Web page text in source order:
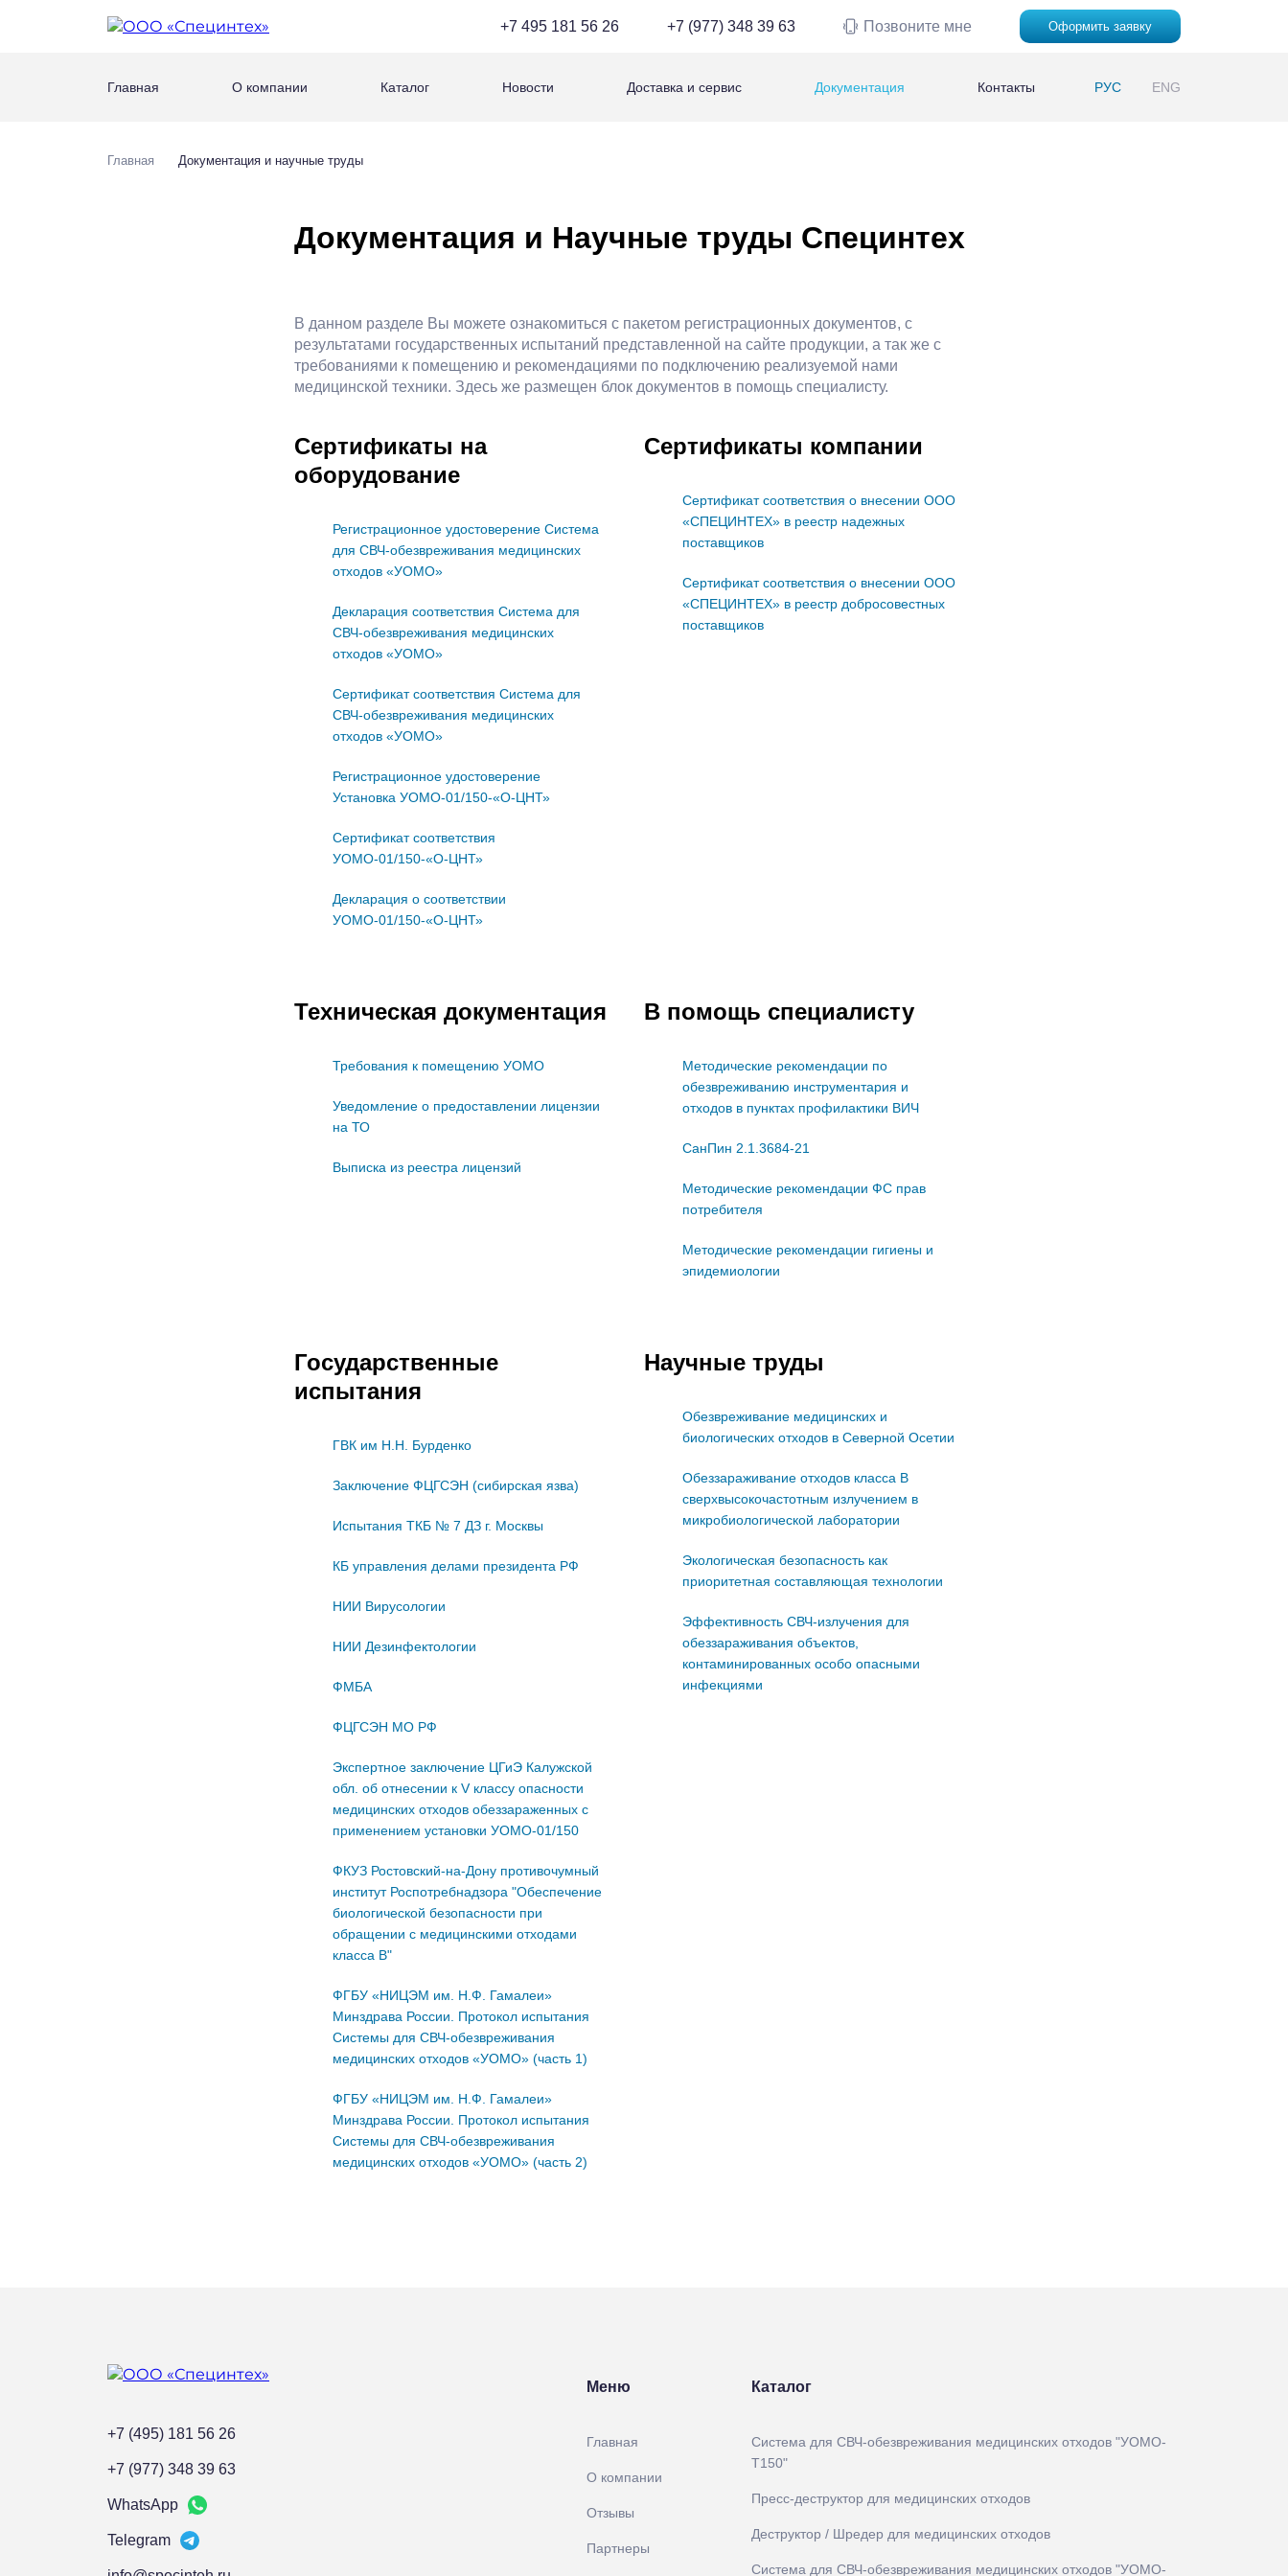
+7 495 181 56 26 +7 (977) 348 39 63 Позвоните мне Оформить заявку
Главная О компании Каталог Новости Доставка и сервис Документация Контакты РУС ENG
Главная Документация и научные труды
Документация и Научные труды Специнтех
В данном разделе Вы можете ознакомиться с пакетом регистрационных документов, с
результатами государственных испытаний представленной на сайте продукции, а так же с
требованиями к помещению и рекомендациями по подключению реализуемой нами
медицинской техники. Здесь же размещен блок документов в помощь специалисту.
Сертификаты на
оборудование
Регистрационное удостоверение Система
для СВЧ-обезвреживания медицинских
отходов «УОМО»
Декларация соответствия Система для
СВЧ-обезвреживания медицинских
отходов «УОМО»
Сертификат соответствия Система для
СВЧ-обезвреживания медицинских
отходов «УОМО»
Регистрационное удостоверение
Установка УОМО-01/150-«О-ЦНТ»
Сертификат соответствия
УОМО-01/150-«О-ЦНТ»
Декларация о соответствии
УОМО-01/150-«О-ЦНТ»
Сертификаты компании
Сертификат соответствия о внесении ООО
«СПЕЦИНТЕХ» в реестр надежных
поставщиков
Сертификат соответствия о внесении ООО
«СПЕЦИНТЕХ» в реестр добросовестных
поставщиков
Техническая документация
Требования к помещению УОМО
Уведомление о предоставлении лицензии
на ТО
Выписка из реестра лицензий
В помощь специалисту
Методические рекомендации по
обезвреживанию инструментария и
отходов в пунктах профилактики ВИЧ
СанПин 2.1.3684-21
Методические рекомендации ФС прав
потребителя
Методические рекомендации гигиены и
эпидемиологии
Государственные
испытания
ГВК им Н.Н. Бурденко
Заключение ФЦГСЭН (сибирская язва)
Испытания ТКБ № 7 ДЗ г. Москвы
КБ управления делами президента РФ
НИИ Вирусологии
НИИ Дезинфектологии
ФМБА
ФЦГСЭН МО РФ
Экспертное заключение ЦГиЭ Калужской
обл. об отнесении к V классу опасности
медицинских отходов обеззараженных с
применением установки УОМО-01/150
ФКУЗ Ростовский-на-Дону противочумный
институт Роспотребнадзора "Обеспечение
биологической безопасности при
обращении с медицинскими отходами
класса В"
ФГБУ «НИЦЭМ им. Н.Ф. Гамалеи»
Минздрава России. Протокол испытания
Системы для СВЧ-обезвреживания
медицинских отходов «УОМО» (часть 1)
ФГБУ «НИЦЭМ им. Н.Ф. Гамалеи»
Минздрава России. Протокол испытания
Системы для СВЧ-обезвреживания
медицинских отходов «УОМО» (часть 2)
Научные труды
Обезвреживание медицинских и
биологических отходов в Северной Осетии
Обеззараживание отходов класса В
сверхвысокочастотным излучением в
микробиологической лаборатории
Экологическая безопасность как
приоритетная составляющая технологии
Эффективность СВЧ-излучения для
обеззараживания объектов,
контаминированных особо опасными
инфекциями
+7 (495) 181 56 26
+7 (977) 348 39 63
WhatsApp
Telegram
Меню
Главная
О компании
Отзывы
Партнеры
Каталог
Система для СВЧ‑обезвреживания медицинских отходов "УОМО-
Т150"
Пресс-деструктор для медицинских отходов
Деструктор / Шредер для медицинских отходов
Система для СВЧ‑обезвреживания медицинских отходов "УОМО-